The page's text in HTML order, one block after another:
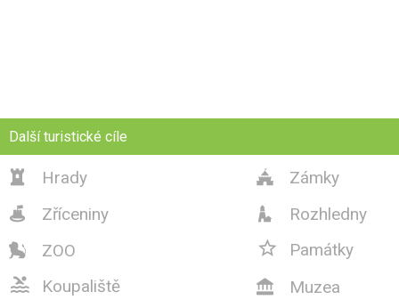
Další turistické cíle
 Hrady  Zámky
 Zříceniny  Rozhledny
 ZOO  Památky
 Koupaliště  Muzea